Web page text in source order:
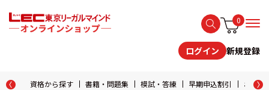
0
ログイン 新規登録
資格から探す 書籍・問題集 模試・答練 早期申込割引 おため